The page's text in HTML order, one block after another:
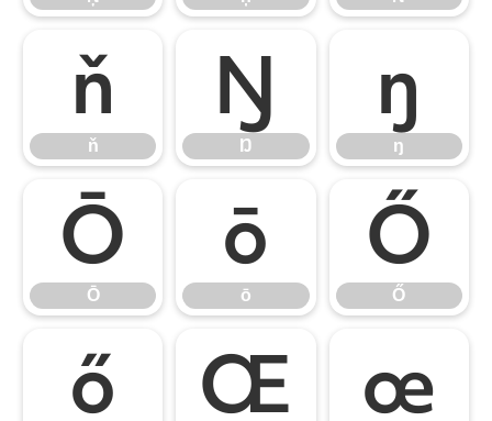
ň
ň
Ŋ
Ŋ
ŋ
ŋ
Ō
Ō
ō
ō
Ő
Ő
ő Œ œ